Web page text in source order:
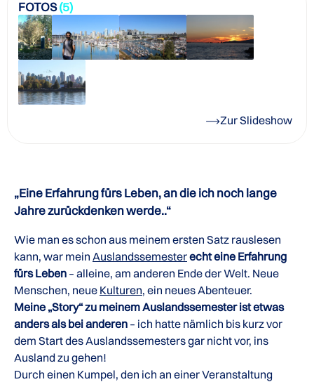
FOTOS(5)
Zur Slideshow
„Eine Erfahrung fürs Leben, an die ich noch lange
Jahre zurückdenken werde..“
Wie man es schon aus meinem ersten Satz rauslesen
kann, war mein Auslandssemesterecht eine Erfahrung
fürs Leben – alleine, am anderen Ende der Welt. Neue
Menschen, neue Kulturen, ein neues Abenteuer.
Meine „Story“ zu meinem Auslandssemester ist etwas
anders als bei anderen – ich hatte nämlich bis kurz vor
dem Start des Auslandssemesters gar nicht vor, ins
Ausland zu gehen!
Durch einen Kumpel, den ich an einer Veranstaltung